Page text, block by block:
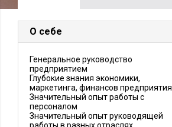
О себе
Генеральное руководство
предприятием
Глубокие знания экономики,
маркетинга, финансов предприятия
Значительный опыт работы с
персоналом
Значительный опыт руководящей